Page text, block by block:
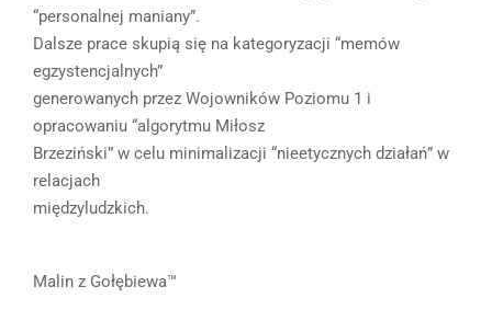
“personalnej maniany”.
Dalsze prace skupią się na kategoryzacji “memów
egzystencjalnych”
generowanych przez Wojowników Poziomu 1 i
opracowaniu “algorytmu Miłosz
Brzeziński” w celu minimalizacji “nieetycznych działań” w
relacjach
międzyludzkich.
Malin z Gołębiewa™